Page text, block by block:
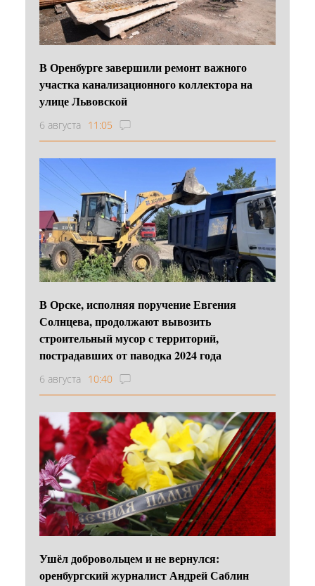
В Оренбурге завершили ремонт важного
участка канализационного коллектора на
улице Львовской
6 августа 11:05
В Орске, исполняя поручение Евгения
Солнцева, продолжают вывозить
строительный мусор с территорий,
пострадавших от паводка 2024 года
6 августа 10:40
Ушёл добровольцем и не вернулся:
оренбургский журналист Андрей Саблин